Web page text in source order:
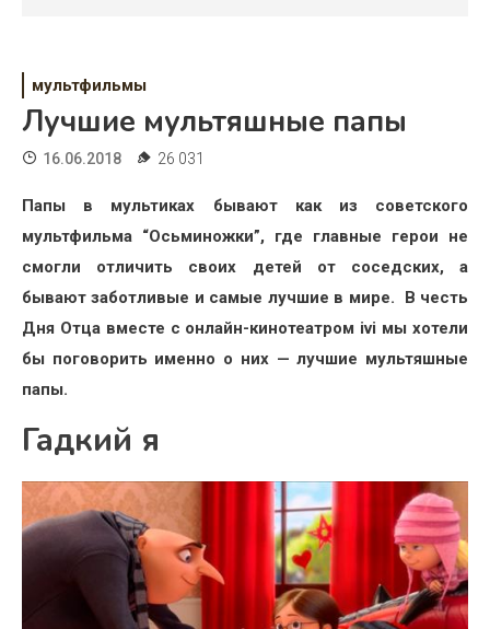
Свадьба
Дом
Жизнь
Хобби
Красота
Недвижимость
мультфильмы
Лучшие мультяшные папы
16.06.2018 26 031
Папы в мультиках бывают как из советского
мультфильма “Осьминожки”, где главные герои не
смогли отличить своих детей от соседских, а
бывают заботливые и самые лучшие в мире. В честь
Дня Отца вместе с онлайн-кинотеатром ivi мы хотели
бы поговорить именно о них — лучшие мультяшные
папы.
Гадкий я